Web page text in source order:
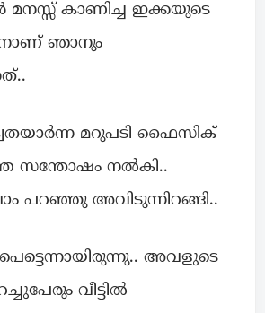
മനസ്സ് കാണിച്ച ഇക്കയുടെ
ഞാനും
മറുപടി ഫൈസിക്
സന്തോഷം നൽകി..
പറഞ്ഞു അവിടുന്നിറങ്ങി..
പെട്ടെന്നായിരുന്നു.. അവളുടെ
വീട്ടിൽ